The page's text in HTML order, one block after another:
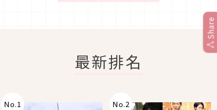
最新排名
No.1 No.2
Share